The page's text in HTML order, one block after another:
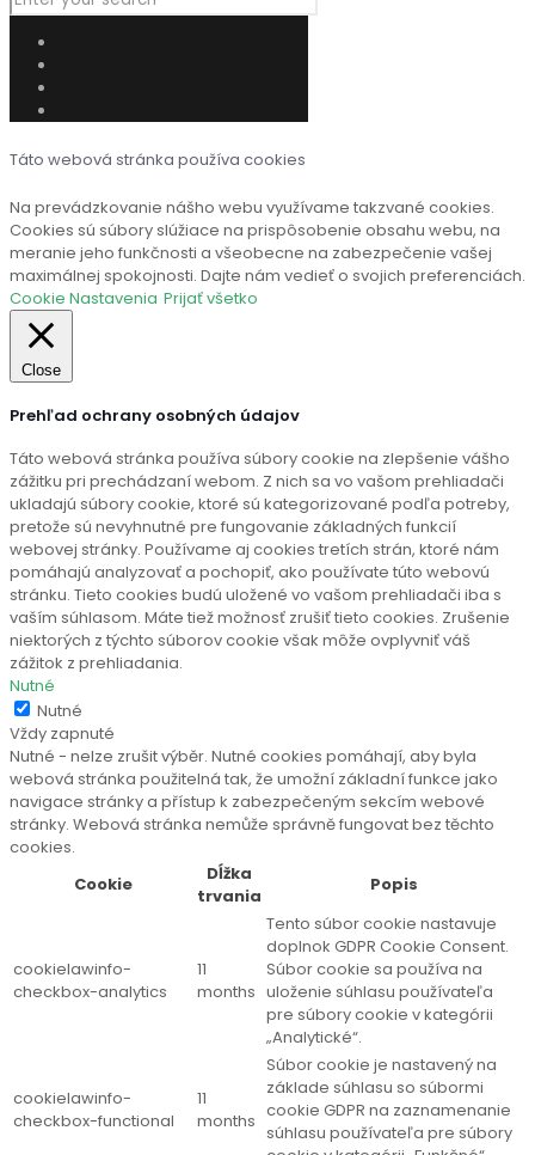
Táto webová stránka používa cookies
Na prevádzkovanie nášho webu využívame takzvané cookies.
Cookies sú súbory slúžiace na prispôsobenie obsahu webu, na
meranie jeho funkčnosti a všeobecne na zabezpečenie vašej
maximálnej spokojnosti. Dajte nám vedieť o svojich preferenciách.
Cookie Nastavenia Prijať všetko
Close
Prehľad ochrany osobných údajov
Táto webová stránka používa súbory cookie na zlepšenie vášho
zážitku pri prechádzaní webom. Z nich sa vo vašom prehliadači
ukladajú súbory cookie, ktoré sú kategorizované podľa potreby,
pretože sú nevyhnutné pre fungovanie základných funkcií
webovej stránky. Používame aj cookies tretích strán, ktoré nám
pomáhajú analyzovať a pochopiť, ako používate túto webovú
stránku. Tieto cookies budú uložené vo vašom prehliadači iba s
vaším súhlasom. Máte tiež možnosť zrušiť tieto cookies. Zrušenie
niektorých z týchto súborov cookie však môže ovplyvniť váš
zážitok z prehliadania.
Nutné
Nutné
Vždy zapnuté
Nutné - nelze zrušit výběr. Nutné cookies pomáhají, aby byla
webová stránka použitelná tak, že umožní základní funkce jako
navigace stránky a přístup k zabezpečeným sekcím webové
stránky. Webová stránka nemůže správně fungovat bez těchto
cookies.
Cookie
Dĺžka
trvania
Popis
cookielawinfo-
checkbox-analytics
11
months
Tento súbor cookie nastavuje
doplnok GDPR Cookie Consent.
Súbor cookie sa používa na
uloženie súhlasu používateľa
pre súbory cookie v kategórii
„Analytické“.
cookielawinfo-
checkbox-functional
11
months
Súbor cookie je nastavený na
základe súhlasu so súbormi
cookie GDPR na zaznamenanie
súhlasu používateľa pre súbory